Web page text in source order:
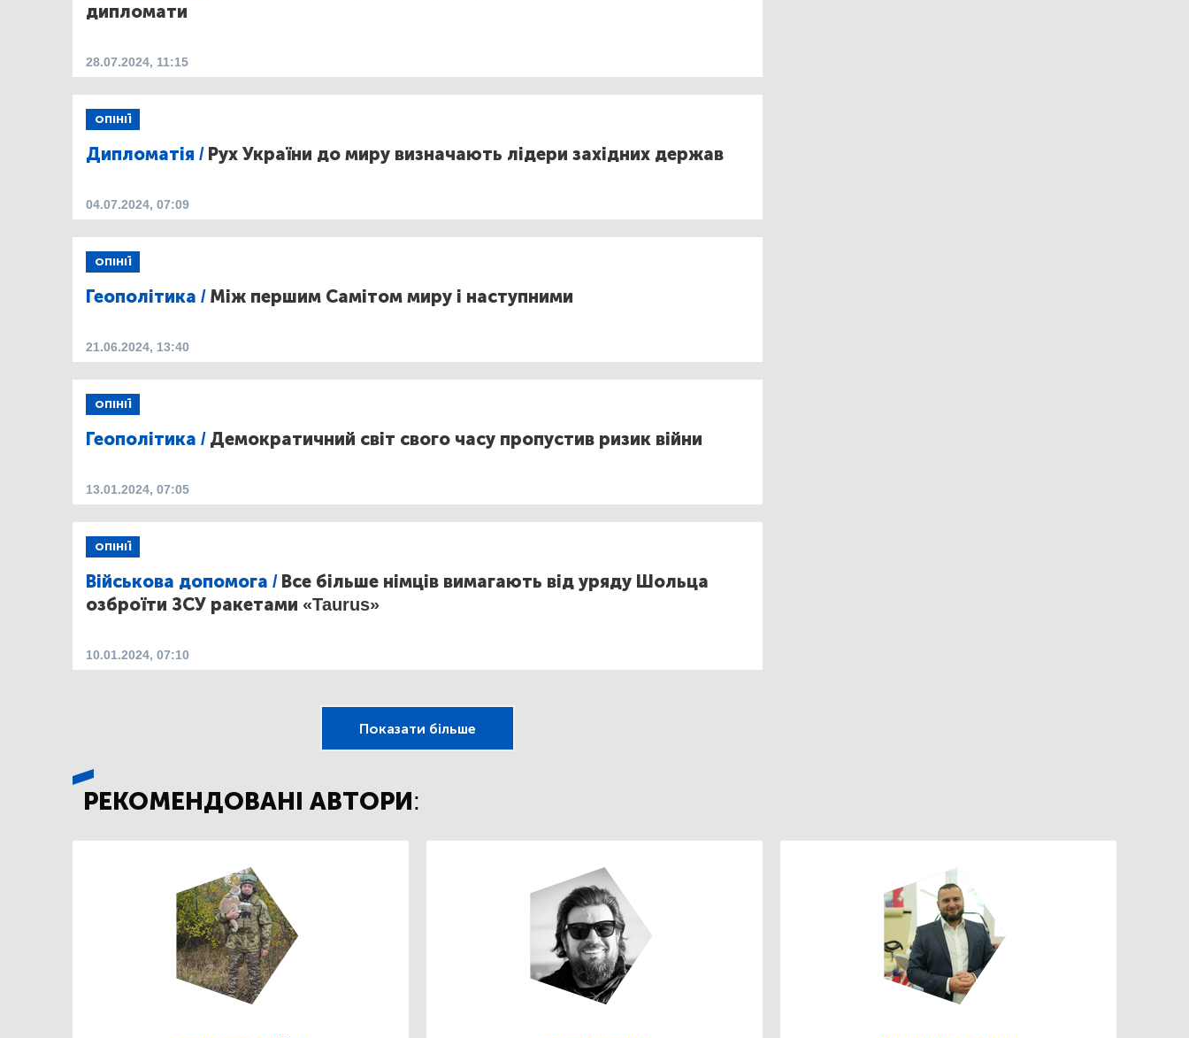
дипломати
28.07.2024, 11:15
ОПІНІЇ
Дипломатія / Рух України до миру визначають лідери західних держав
04.07.2024, 07:09
ОПІНІЇ
Геополітика / Між першим Самітом миру і наступними
21.06.2024, 13:40
ОПІНІЇ
Геополітика / Демократичний світ свого часу пропустив ризик війни
13.01.2024, 07:05
ОПІНІЇ
Військова допомога / Все більше німців вимагають від уряду Шольца
озброїти ЗСУ ракетами «Taurus»
10.01.2024, 07:10
Показати більше
РЕКОМЕНДОВАНІ АВТОРИ: